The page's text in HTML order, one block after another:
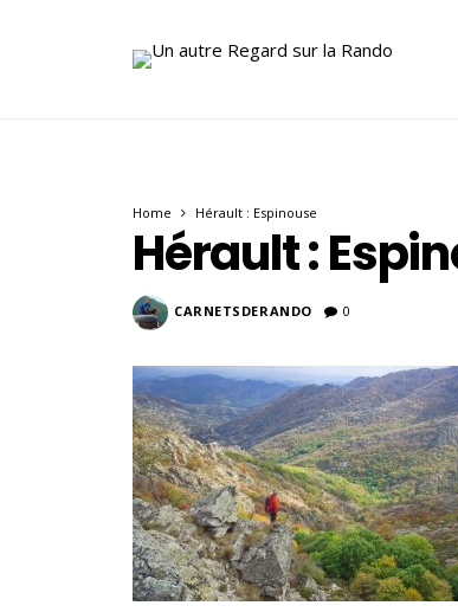
Home Hérault : Espinouse
Hérault :
CARNETSDERANDO 0